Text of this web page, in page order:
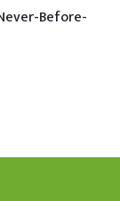
Before-